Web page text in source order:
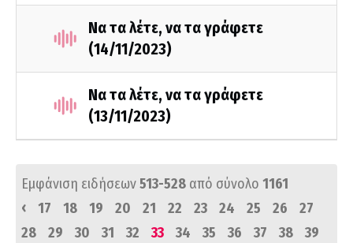
Να τα λέτε, να τα γράφετε
(14/11/2023)
Να τα λέτε, να τα γράφετε
(13/11/2023)
Εμφάνιση ειδήσεων513-528 από σύνολο 1161
‹
17 18 19 20 21 22 23 24 25 26
27
28
29 30 31 32 33 34 35 36 37 38
39